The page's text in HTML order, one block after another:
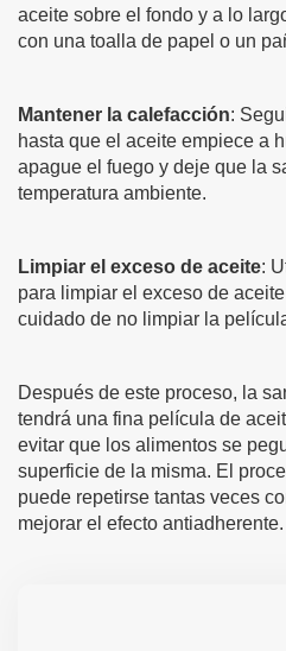
aceite sobre el fondo y a lo
con una toalla de papel o un
Mantener la calefacción:
hasta que el aceite empiece a
apague el fuego y deje que la
temperatura ambiente.
Limpiar el exceso de aceite:
para limpiar el exceso de
cuidado de no limpiar la
Después de este proceso, la
tendrá una fina película de
evitar que los alimentos se
superficie de la misma. El
puede repetirse tantas veces
mejorar el efecto antiadherente.